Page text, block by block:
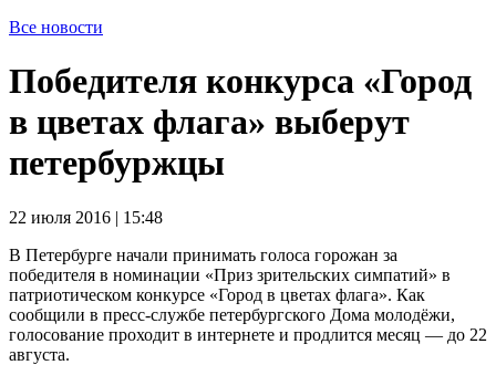
Все новости
Победителя конкурса «Город
в цветах флага» выберут
петербуржцы
22 июля 2016 | 15:48
В Петербурге начали принимать голоса горожан за
победителя в номинации «Приз зрительских симпатий» в
патриотическом конкурсе «Город в цветах флага». Как
сообщили в пресс-службе петербургского Дома молодёжи,
голосование проходит в интернете и продлится месяц — до 22
августа.